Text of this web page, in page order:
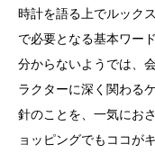
時計を語る上でルック
で必要となる基本ワー
分からないようでは、
ラクターに深く関わる
針のことを、一気にお
ョッピングでもココが